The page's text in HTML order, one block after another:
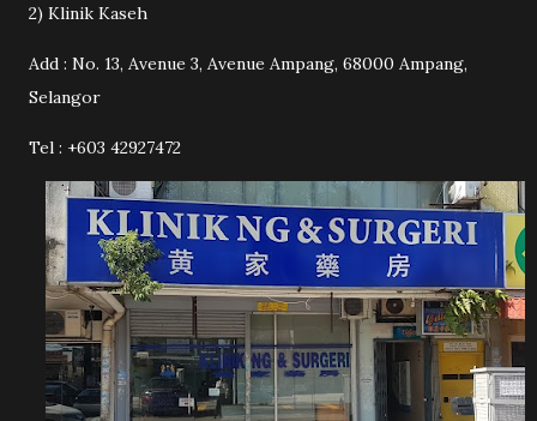
2) Klinik Kaseh
Add : No. 13, Avenue 3, Avenue Ampang, 68000 Ampang,
Selangor
Tel : +603 42927472